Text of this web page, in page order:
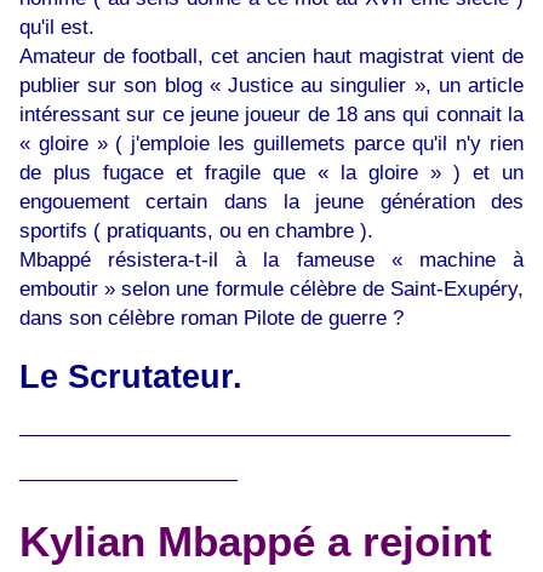
qu'il est.
Amateur de football, cet ancien haut magistrat vient de
publier sur son blog « Justice au singulier », un article
intéressant sur ce jeune joueur de 18 ans qui connait la
« gloire » ( j'emploie les guillemets parce qu'il n'y rien
de plus fugace et fragile que « la gloire » ) et un
engouement certain dans la jeune génération des
sportifs ( pratiquants, ou en chambre ).
Mbappé résistera-t-il à la fameuse « machine à
emboutir » selon une formule célèbre de Saint-Exupéry,
dans son célèbre roman Pilote de guerre ?
Le Scrutateur.
Kylian Mbappé a rejoint